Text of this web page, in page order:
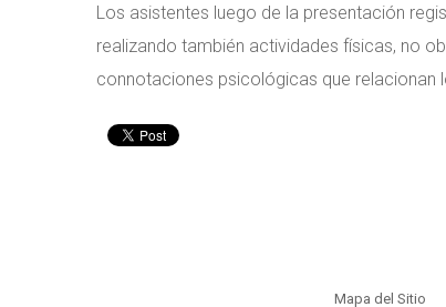
Los asistentes luego de la presentación
realizando también actividades físicas, no
connotaciones psicológicas que
Mapa del Sitio